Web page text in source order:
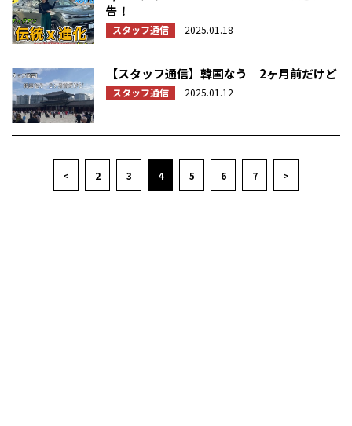
告！
スタッフ通信 2025.01.18
【スタッフ通信】韓国なう 2ヶ月前だけど
スタッフ通信 2025.01.12
< 2 3 4 5 6 7 >